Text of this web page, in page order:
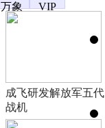
万象 VIP
成飞研发解放军五代
战机